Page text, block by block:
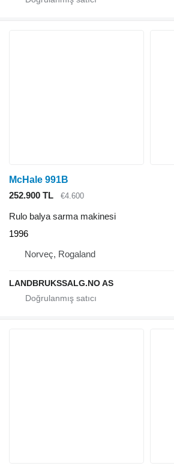
McHale 991B
252.900 TL
€4.600
Rulo balya sarma makinesi
1996
Norveç, Rogaland
LANDBRUKSSALG.NO AS